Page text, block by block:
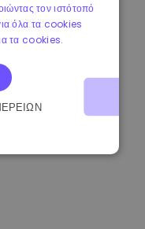
3.2B €
τον ιστότοπό
όλα τα cookies
τα cookies.